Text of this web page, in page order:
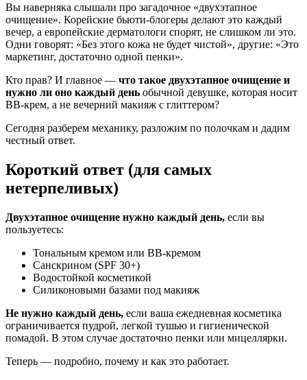
Вы наверняка слышали про загадочное «двухэтапное
очищение». Корейские бьюти-блогеры делают это каждый
вечер, а европейские дерматологи спорят, не слишком ли это.
Одни говорят: «Без этого кожа не будет чистой», другие: «Это
маркетинг, достаточно одной пенки».
Кто прав? И главное — что такое двухэтапное очищение и
нужно ли оно каждый день обычной девушке, которая носит
BB-крем, а не вечерний макияж с глиттером?
Сегодня разберем механику, разложим по полочкам и дадим
честный ответ.
Короткий ответ (для самых
нетерпеливых)
Двухэтапное очищение нужно каждый день, если вы
пользуетесь:
Тональным кремом или BB-кремом
Санскрином (SPF 30+)
Водостойкой косметикой
Силиконовыми базами под макияж
Не нужно каждый день, если ваша ежедневная косметика
ограничивается пудрой, легкой тушью и гигиенической
помадой. В этом случае достаточно пенки или мицеллярки.
Теперь — подробно, почему и как это работает.